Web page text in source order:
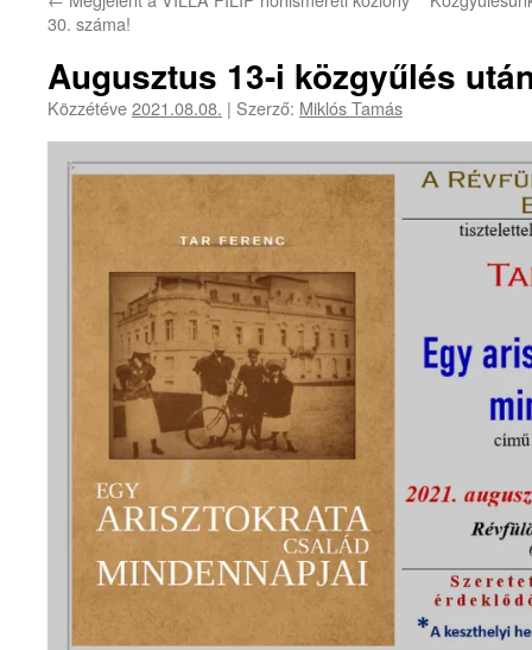
30. száma!
Augusztus 13-i közgyűlés
Közzétéve2021.08.08. | Szerző: Miklós Tamás